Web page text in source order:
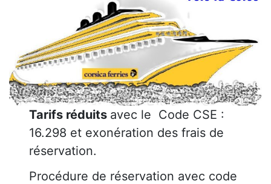
Tarifs réduits avec le Code CSE :
16.298 et exonération des frais de
réservation.
Procédure de réservation avec code